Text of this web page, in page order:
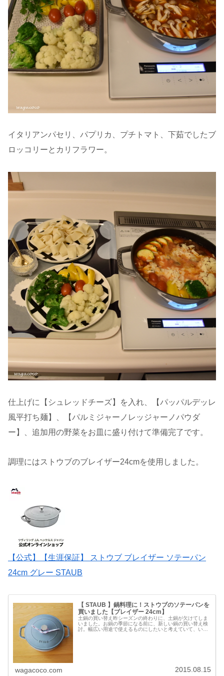
イタリアンパセリ、パプリカ、プチトマト、下茹でしたブ
ロッコリーとカリフラワー。
仕上げに【シュレッドチーズ】を入れ、【パッパルデッレ
風平打ち麺】、【パルミジャーノレッジャーノパウダ
ー】、追加用の野菜をお皿に盛り付けて準備完了です。
調理にはストウブのブレイザー24cmを使用しました。
【公式】【生涯保証】 ストウブ ブレイザー ソテーパン
24cm グレー STAUB
【 STAUB 】鍋料理に！ストウブのソテーパンを
買いました【ブレイザー 24cm】
土鍋の買い替え昨シーズンの終わりに、土鍋が欠けてしま
いました。お鍋の季節になる前に、新しい鍋の買い替え検
討。幅広い用途で使えるものにしたいと考えていて、いつ
wagacoco.com 2015.08.15